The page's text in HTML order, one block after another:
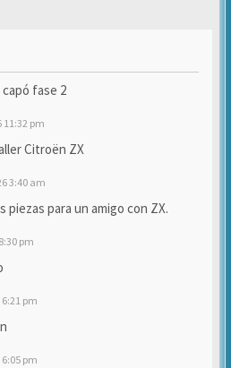
fase 2
11:32 pm
Citroën ZX
3:40 am
piezas para un amigo con ZX.
pm
pm
pm